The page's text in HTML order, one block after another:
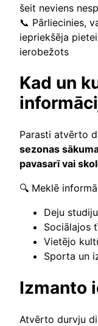
šeit neviens
📞 Pārliecinies,
iepriekšēja
ierobežots
Kad un
Parasti atvērto
sezonas
pavasarī vai
🔍 Meklē
Deju
Sociālajos
Vietējo
Sporta un
Izmanto
Atvērto durvju